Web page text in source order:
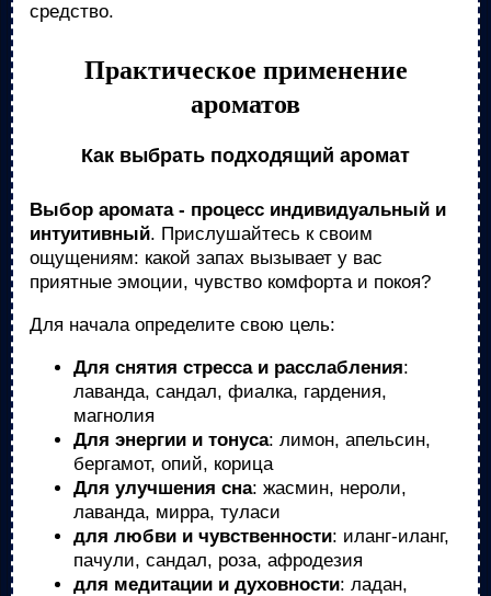
средство.
Практическое применение
ароматов
Как выбрать подходящий аромат
Выбор аромата - процесс индивидуальный и
интуитивный. Прислушайтесь к своим
ощущениям: какой запах вызывает у вас
приятные эмоции, чувство комфорта и покоя?
Для начала определите свою цель:
Для снятия стресса и расслабления:
лаванда, сандал, фиалка, гардения,
магнолия
Для энергии и тонуса: лимон, апельсин,
бергамот, опий, корица
Для улучшения сна: жасмин, нероли,
лаванда, мирра, туласи
для любви и чувственности: иланг-иланг,
пачули, сандал, роза, афродeзия
для медитации и духовности: ладан,